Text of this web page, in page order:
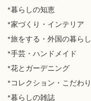
*暮らしの知恵
*家づくり・インテリア
*旅をする・外国の暮らし
*手芸・ハンドメイド
*花とガーデニング
*コレクション・こだわり
*暮らしの雑誌